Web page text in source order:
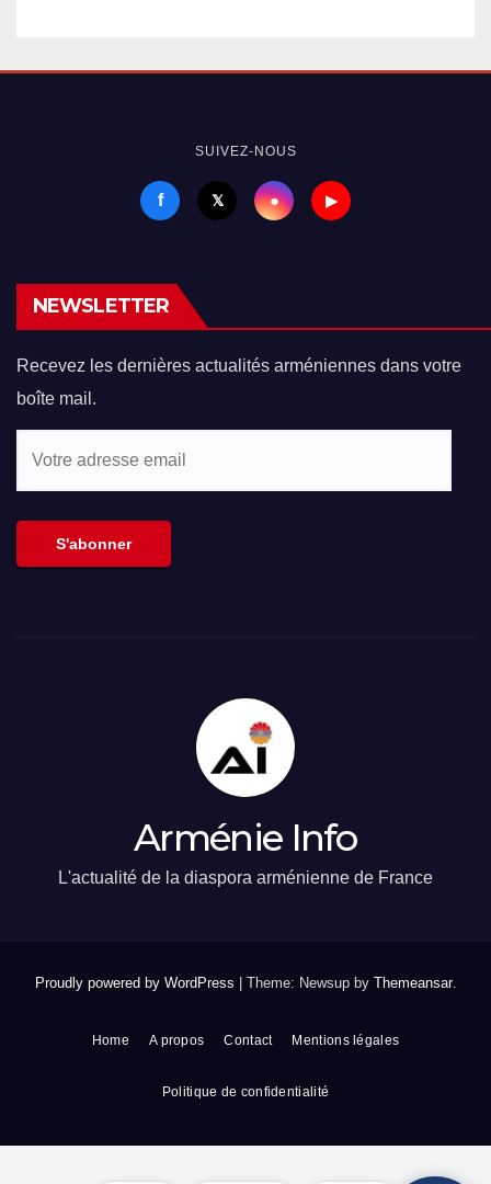
SUIVEZ-NOUS
f 𝕏 ● ▶
NEWSLETTER
Recevez les dernières actualités arméniennes dans votre
boîte mail.
S'abonner
Arménie Info
L'actualité de la diaspora arménienne de France
Proudly powered by WordPress Theme: Newsup by Themeansar.
Home A propos Contact Mentions légales
Politique de confidentialité